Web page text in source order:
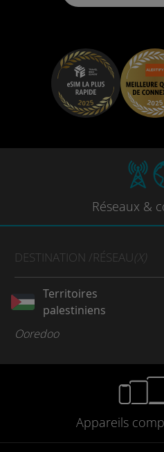
Réseaux &
DESTINATION /RÉSEAU(X)
Territoires
palestiniens
Ooredoo
Appareils